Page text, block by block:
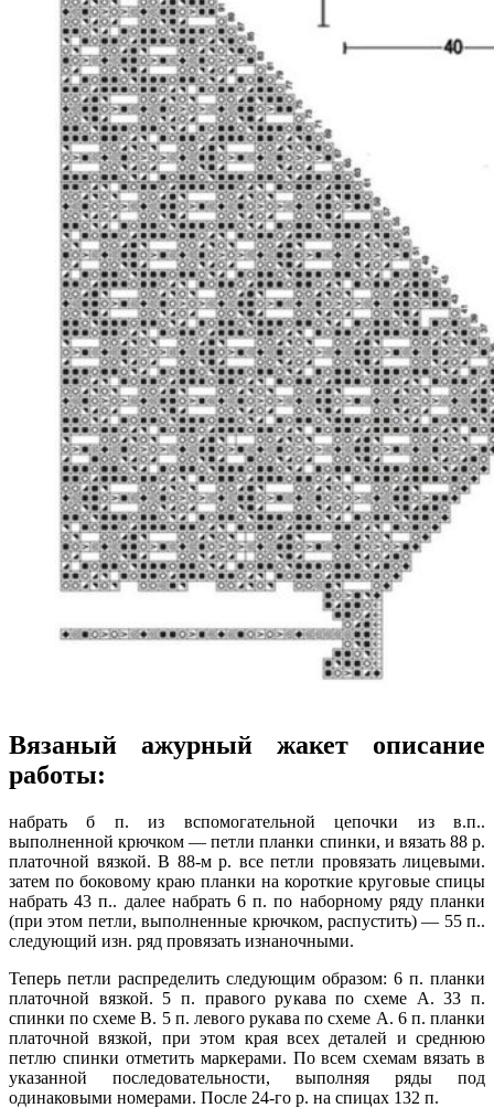
Вязаный ажурный жакет описание
работы:
набрать б п. из вспомогательной цепочки из в.п..
выполненной крючком — петли планки спинки, и вязать 88 р.
платочной вязкой. В 88-м р. все петли провязать лицевыми.
затем по боковому краю планки на короткие круговые спицы
набрать 43 п.. далее набрать 6 п. по наборному ряду планки
(при этом петли, выполненные крючком, распустить) — 55 п..
следующий изн. ряд провязать изнаночными.
Теперь петли распределить следующим образом: 6 п. планки
платочной вязкой. 5 п. правого рукава по схеме А. 33 п.
спинки по схеме В. 5 п. левого рукава по схеме А. 6 п. планки
платочной вязкой, при этом края всех деталей и среднюю
петлю спинки отметить маркерами. По всем схемам вязать в
указанной последовательности, выполняя ряды под
одинаковыми номерами. После 24-го р. на спицах 132 п.